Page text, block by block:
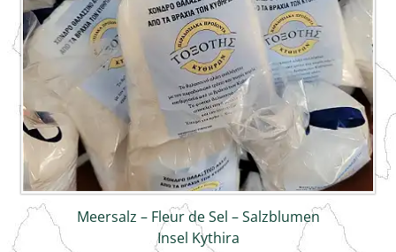
Meersalz – Fleur de Sel – Salzblumen
Insel Kythira